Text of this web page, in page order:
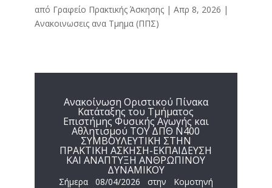
από Γραφείο Πρακτικής Άσκησης| Απρ 8, 2026 |
Ανακοινωσεις ανα Τμημα (ΠΠΣ)
Ανακοίνωση Οριστικού Πίνακα
Κατάταξης του Τμήματος
Επιστήμης Φυσικής Αγωγής και
Αθλητισμού ΤΟΥ ΔΠΘ N400
ΣΥΜΒΟΥΛΕΥΤΙΚΗ ΣΤΗΝ
ΠΡΑΚΤΙΚΗ ΑΣΚΗΣΗ-ΕΚΠΑΙΔΕΥΣΗ
ΚΑΙ ΑΝΑΠΤΥΞΗ ΑΝΘΡΩΠΙΝΟΥ
ΔΥΝΑΜΙΚΟΥ
Σήμερα 08/04/2026 στην Κομοτηνή